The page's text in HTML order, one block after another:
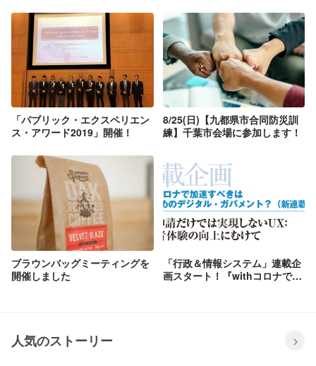
「パブリック・エクスペリエン
ス・アワード2019」開催！
8/25(日)【九都県市合同防災訓
練】千葉市会場に参加します！
ブラウンバッグミーティングを
開催しました
「行政＆情報システム」連載企
画スタート！『withコロナで加
人気のストーリー